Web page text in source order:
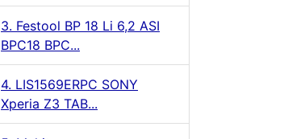
3. Festool BP 18 Li 6,2 ASI
BPC18 BPC...
4. LIS1569ERPC SONY
Xperia Z3 TAB...